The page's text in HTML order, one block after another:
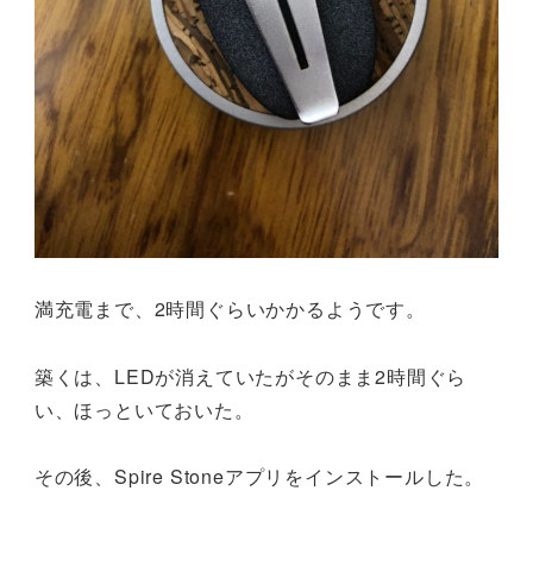
満充電まで、2時間ぐらいかかるようです。
築くは、LEDが消えていたがそのまま2時間ぐら
い、ほっといておいた。
その後、Spire Stoneアプリをインストールした。